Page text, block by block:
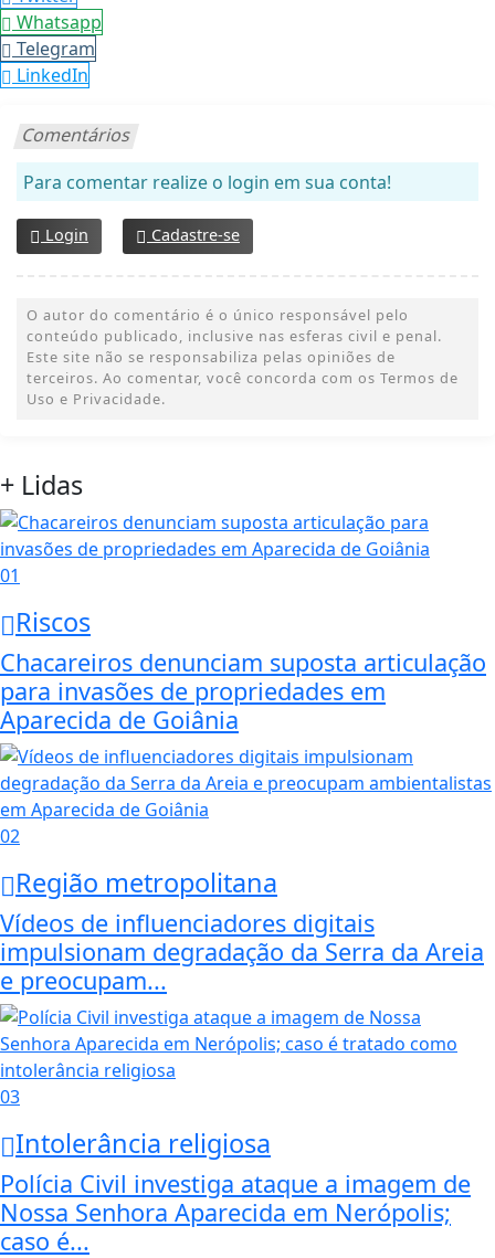
Whatsapp
Telegram
LinkedIn
Comentários
Para comentar realize o login em sua conta!
Login Cadastre-se
O autor do comentário é o único responsável pelo
conteúdo publicado, inclusive nas esferas civil e penal.
Este site não se responsabiliza pelas opiniões de
terceiros. Ao comentar, você concorda com os Termos de
Uso e Privacidade.
+ Lidas
01
Riscos
Chacareiros denunciam suposta articulação
para invasões de propriedades em
Aparecida de Goiânia
02
Região metropolitana
Vídeos de influenciadores digitais
impulsionam degradação da Serra da Areia
e preocupam...
03
Intolerância religiosa
Polícia Civil investiga ataque a imagem de
Nossa Senhora Aparecida em Nerópolis;
caso é...